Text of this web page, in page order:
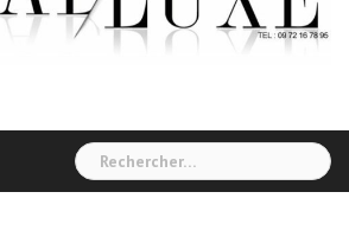
Rechercher :